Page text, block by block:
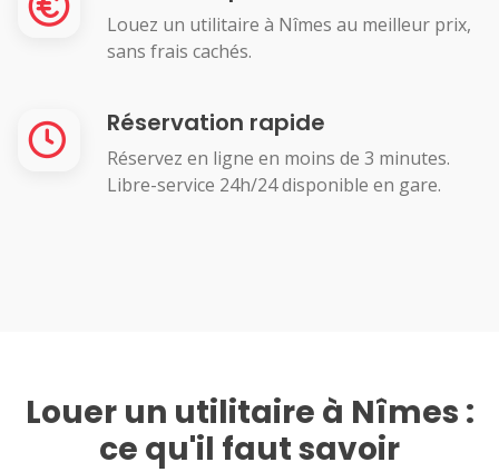
Louez un utilitaire à Nîmes au meilleur prix,
sans frais cachés.
Réservation rapide
Réservez en ligne en moins de 3 minutes.
Libre-service 24h/24 disponible en gare.
Louer un utilitaire à Nîmes :
ce qu'il faut savoir